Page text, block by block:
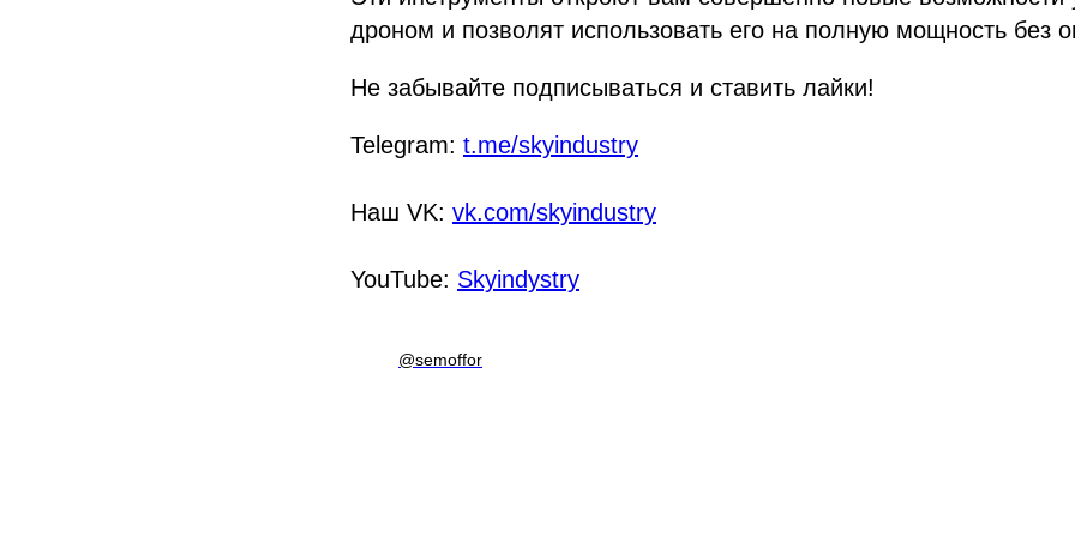
дроном и позволят использовать его на полную мощность без
Не забывайте подписываться и ставить лайки!
Telegram: t.me/skyindustry
Наш VK: vk.com/skyindustry
YouTube: Skyindystry
@semoffor